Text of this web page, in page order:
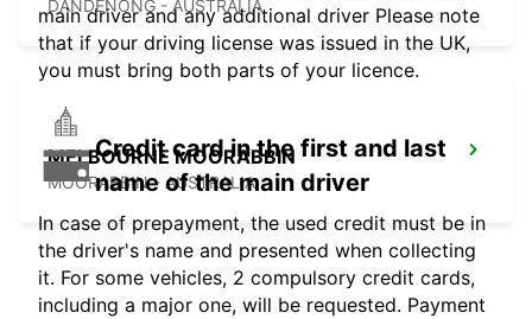
DANDENONG - AUSTRALIA
MELBOURNE MOORABBIN
MOORABBIN - AUSTRALIA
main driver and any additional driver Please note
that if your driving license was issued in the UK,
you must bring both parts of your licence.
Credit card in the first and last
name of the main driver
In case of prepayment, the used credit must be in
the driver's name and presented when collecting
it. For some vehicles, 2 compulsory credit cards,
including a major one, will be requested. Payment